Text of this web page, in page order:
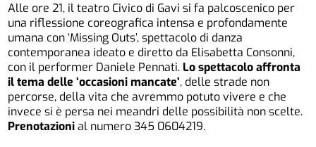
Alle ore 21, il teatro Civico di Gavi si fa palcoscenico per
una riflessione coreografica intensa e profondamente
umana con ‘Missing Outs’, spettacolo di danza
contemporanea ideato e diretto da Elisabetta Consonni,
con il performer Daniele Pennati. Lo spettacolo affronta
il tema delle ‘occasioni mancate’, delle strade non
percorse, della vita che avremmo potuto vivere e che
invece si è persa nei meandri delle possibilità non scelte.
Prenotazionial numero 345 0604219.